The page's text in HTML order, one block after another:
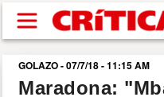
Pasar al contenido
buscar
GOLAZO - 07/7/18 - 11:15 AM
Maradona: